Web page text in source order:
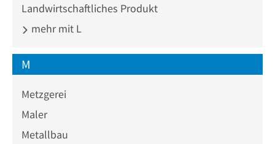
Landwirtschaftliches Produkt
mehr mit L
M
Metzgerei
Maler
Metallbau